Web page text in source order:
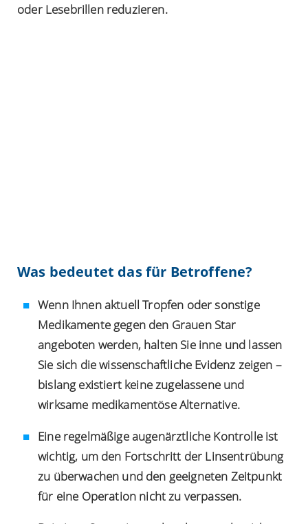
oder Lesebrillen reduzieren.
Was bedeutet das für Betroffene?
Wenn Ihnen aktuell Tropfen oder sonstige
Medikamente gegen den Grauen Star
angeboten werden, halten Sie inne und lassen
Sie sich die wissenschaftliche Evidenz zeigen –
bislang existiert keine zugelassene und
wirksame medikamentöse Alternative.
Eine regelmäßige augenärztliche Kontrolle ist
wichtig, um den Fortschritt der Linsentrübung
zu überwachen und den geeigneten Zeitpunkt
für eine Operation nicht zu verpassen.